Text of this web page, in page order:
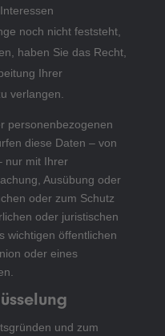
noch nicht feststeht,
haben Sie das Recht,
Ihrer
verlangen.
personenbezogenen
diese Daten – von
nur mit Ihrer
Ausübung oder
oder zum Schutz
oder juristischen
wichtigen öffentlichen
oder eines
und zum